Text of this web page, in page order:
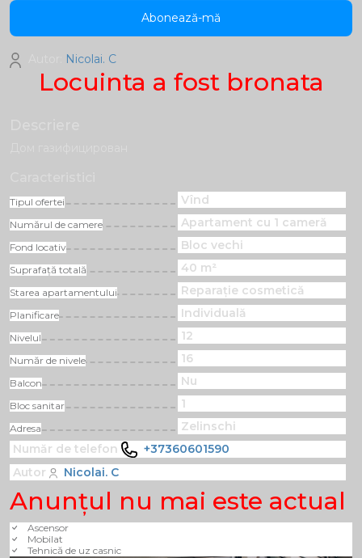
Locuinta a fost bronata
Tipul ofertei Vînd
Numărul de camere Apartament cu 1 cameră
Fond locativ Bloc vechi
Suprafață totală 40 m²
Starea apartamentului Reparație cosmetică
Planificare Individuală
Nivelul 12
Număr de nivele 16
Balcon Nu
Bloc sanitar 1
Adresa
Zelinschi
Număr de telefon
+37360601590
Autor
Nicolai. C
Anunţul nu mai este actual
Ascensor
Mobilat
Tehnică de uz casnic
Abonează-mă
Nicolai. C